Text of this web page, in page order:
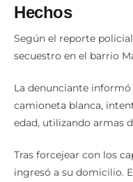
Hechos
Según el reporte
secuestro en el barrio
La denunciante
camioneta blanca,
edad, utilizando armas
Tras forcejear con los
ingresó a su domicilio.